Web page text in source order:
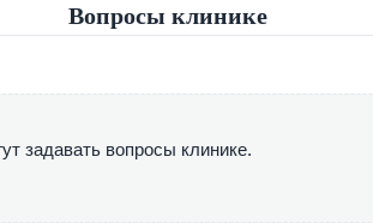
Вопросы клинике
задавать вопросы клинике.